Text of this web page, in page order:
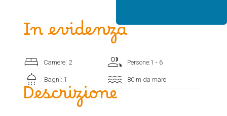
In evidenza
bed Camere: 2 group Persone:1 - 6
shower Bagni: 1 water 80 m da mare
Descrizione